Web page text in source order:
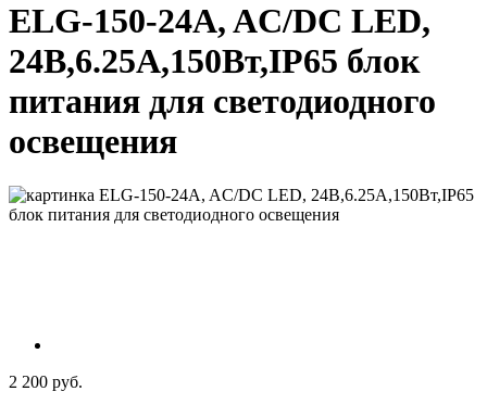
ELG-150-24A, AC/DC LED,
24В,6.25А,150Вт,IP65 блок
питания для светодиодного
освещения
2 200 руб.